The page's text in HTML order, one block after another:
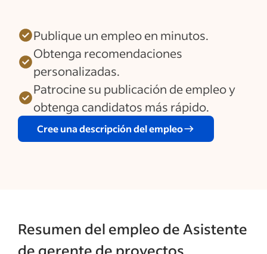
Publique un empleo en minutos.
Obtenga recomendaciones
personalizadas.
Patrocine su publicación de empleo y
obtenga candidatos más rápido.
Cree una descripción del empleo
Resumen del empleo de Asistente
de gerente de proyectos